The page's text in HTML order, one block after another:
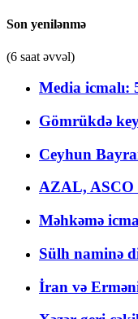
Son yenilənmə
(6 saat əvvəl)
Media icmalı:
Gömrükdə
Ceyhun
AZAL, ASCO
Məhkəmə
Sülh naminə
İran və